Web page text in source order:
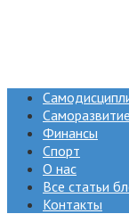
Саморазвитие
Финансы
Спорт
О нас
Все статьи
Контакты